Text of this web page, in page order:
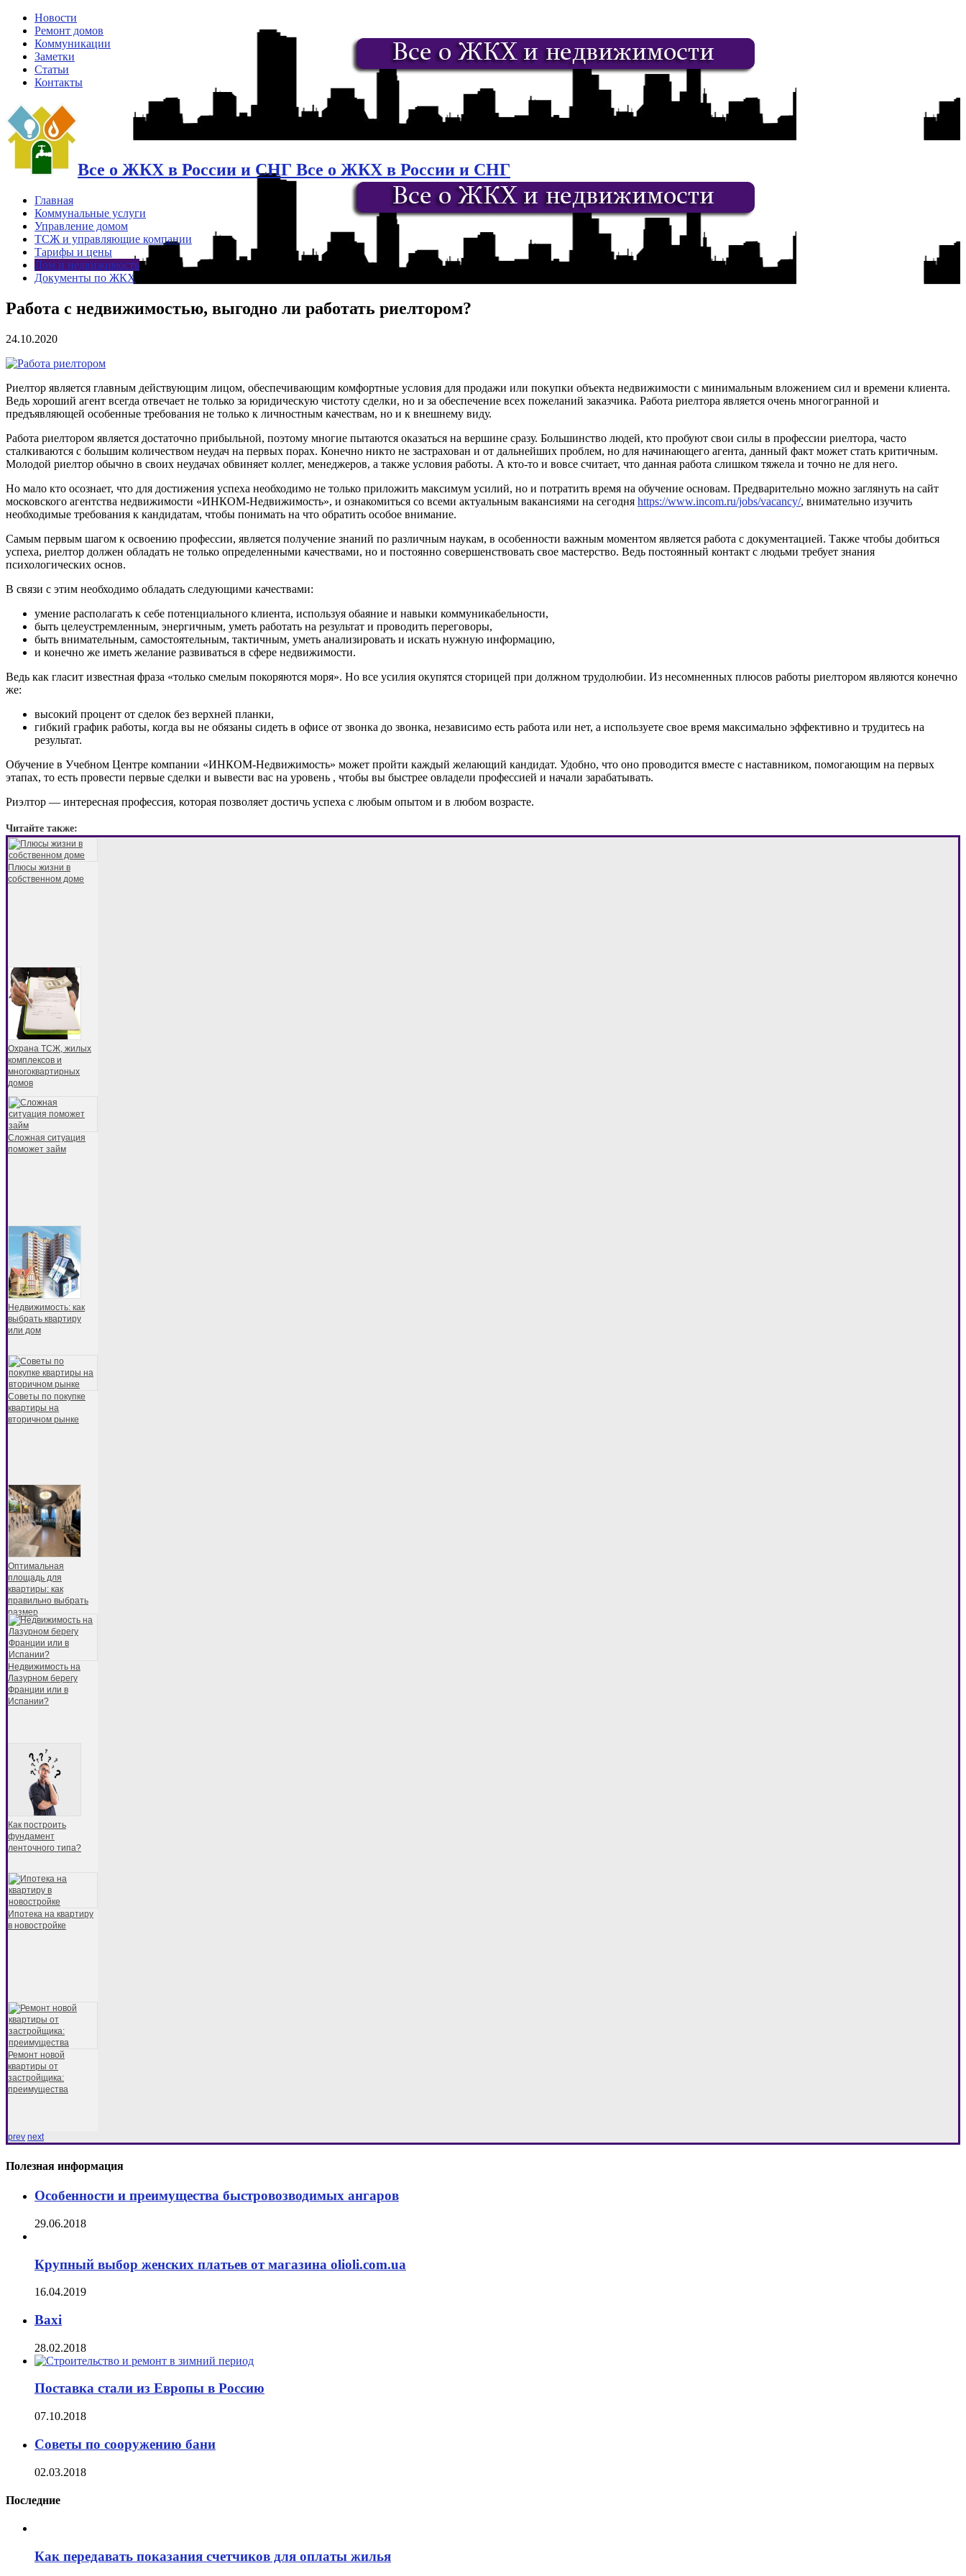
Новости
Ремонт домов
Коммуникации
Заметки
Статьи
Контакты
Все о ЖКХ в России и СНГ Все о ЖКХ в России и СНГ
Главная
Коммунальные услуги
Управление домом
ТСЖ и управляющие компании
Тарифы и цены
Дом и недвижимость
Документы по ЖКХ
Работа с недвижимостью, выгодно ли работать риелтором?
24.10.2020
Риелтор является главным действующим лицом, обеспечивающим комфортные условия для продажи или покупки объекта недвижимости с минимальным вложением сил и времени клиента.
Ведь хороший агент всегда отвечает не только за юридическую чистоту сделки, но и за обеспечение всех пожеланий заказчика. Работа риелтора является очень многогранной и
предъявляющей особенные требования не только к личностным качествам, но и к внешнему виду.
Работа риелтором является достаточно прибыльной, поэтому многие пытаются оказаться на вершине сразу. Большинство людей, кто пробуют свои силы в профессии риелтора, часто
сталкиваются с большим количеством неудач на первых порах. Конечно никто не застрахован и от дальнейших проблем, но для начинающего агента, данный факт может стать критичным.
Молодой риелтор обычно в своих неудачах обвиняет коллег, менеджеров, а также условия работы. А кто-то и вовсе считает, что данная работа слишком тяжела и точно не для него.
Но мало кто осознает, что для достижения успеха необходимо не только приложить максимум усилий, но и потратить время на обучение основам. Предварительно можно заглянуть на сайт
московского агентства недвижимости «ИНКОМ-Недвижимость», и ознакомиться со всеми актуальным вакансиями на сегодня https://www.incom.ru/jobs/vacancy/, внимательно изучить
необходимые требования к кандидатам, чтобы понимать на что обратить особое внимание.
Самым первым шагом к освоению профессии, является получение знаний по различным наукам, в особенности важным моментом является работа с документацией. Также чтобы добиться
успеха, риелтор должен обладать не только определенными качествами, но и постоянно совершенствовать свое мастерство. Ведь постоянный контакт с людьми требует знания
психологических основ.
В связи с этим необходимо обладать следующими качествами:
умение располагать к себе потенциального клиента, используя обаяние и навыки коммуникабельности,
быть целеустремленным, энергичным, уметь работать на результат и проводить переговоры,
быть внимательным, самостоятельным, тактичным, уметь анализировать и искать нужную информацию,
и конечно же иметь желание развиваться в сфере недвижимости.
Ведь как гласит известная фраза «только смелым покоряются моря». Но все усилия окупятся сторицей при должном трудолюбии. Из несомненных плюсов работы риелтором являются конечно
же:
высокий процент от сделок без верхней планки,
гибкий график работы, когда вы не обязаны сидеть в офисе от звонка до звонка, независимо есть работа или нет, а используете свое время максимально эффективно и трудитесь на
результат.
Обучение в Учебном Центре компании «ИНКОМ-Недвижимость» может пройти каждый желающий кандидат. Удобно, что оно проводится вместе с наставником, помогающим на первых
этапах, то есть провести первые сделки и вывести вас на уровень , чтобы вы быстрее овладели профессией и начали зарабатывать.
Риэлтор — интересная профессия, которая позволяет достичь успеха с любым опытом и в любом возрасте.
Читайте также:
Плюсы жизни в
собственном доме
Охрана ТСЖ, жилых
комплексов и
многоквартирных
домов
Сложная ситуация
поможет займ
Недвижимость: как
выбрать квартиру
или дом
Советы по покупке
квартиры на
вторичном рынке
Оптимальная
площадь для
квартиры: как
правильно выбрать
размер
Недвижимость на
Лазурном берегу
Франции или в
Испании?
Как построить
фундамент
ленточного типа?
Ипотека на квартиру
в новостройке
Ремонт новой
квартиры от
застройщика:
преимущества
prev next
Полезная информация
Особенности и преимущества быстровозводимых ангаров
29.06.2018
Крупный выбор женских платьев от магазина olioli.com.ua
16.04.2019
Baxi
28.02.2018
Поставка стали из Европы в Россию
07.10.2018
Советы по сооружению бани
02.03.2018
Последние
Как передавать показания счетчиков для оплаты жилья